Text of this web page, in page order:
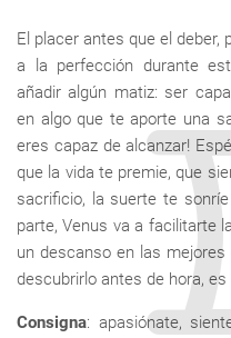
El placer antes que el deber,
a la perfección durante
añadir algún matiz: ser
en algo que te aporte una
eres capaz de alcanzar!
que la vida te premie, que
sacrificio, la suerte te
parte, Venus va a facilitarte
un descanso en las
descubrirlo antes de hora,
Consigna: apasiónate,